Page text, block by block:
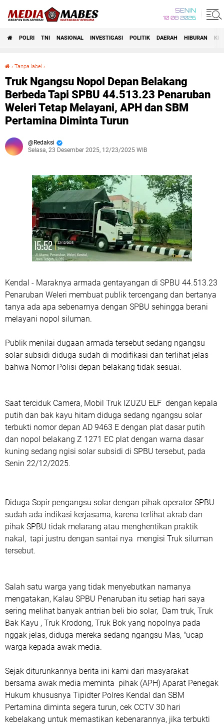
SENIN
10 08 2026
POLRI TNI NASIONAL INVESTIGASI POLITIK DAERAH HIBURAN
› Tanpa label ›
Truk Ngangsu Nopol Depan Belakang
Berbeda Tapi SPBU 44.513.23 Penaruban
Weleri Tetap Melayani, APH dan SBM
Pertamina Diminta Turun
Redaksi
Selasa, 23 Desember 2025, 12/23/2025 WIB
Kendal - Maraknya armada gentayangan di SPBU 44.513.23
Penaruban Weleri membuat publik tercengang dan bertanya
tanya ada apa sebenarnya dengan SPBU sehingga berani
melayani nopol siluman.
Publik menilai dugaan armada tersebut sedang ngangsu
solar subsidi diduga sudah di modifikasi dan terlihat jelas
bahwa Nomor Polisi depan belakang tidak sesuai.
Saat terciduk Camera, Mobil Truk IZUZU ELF dengan kepala
putih dan bak kayu hitam diduga sedang ngangsu solar
terbukti nomor depan AD 9463 E dengan plat dasar putih
dan nopol belakang Z 1271 EC plat dengan warna dasar
kuning sedang ngisi solar subsidi di SPBU tersebut, pada
Senin 22/12/2025.
Diduga Sopir pengangsu solar dengan pihak operator SPBU
sudah ada indikasi kerjasama, karena terlihat akrab dan
pihak SPBU tidak melarang atau menghentikan praktik
nakal, tapi justru dengan santai nya mengisi Truk siluman
tersebut.
Salah satu warga yang tidak menyebutkan namanya
mengatakan, Kalau SPBU Penaruban itu setiap hari saya
sering melihat banyak antrian beli bio solar, Dam truk, Truk
Bak Kayu , Truk Krodong, Truk Bok yang nopolnya pada
nggak jelas, diduga mereka sedang ngangsu Mas, "ucap
warga kepada awak media.
Sejak diturunkannya berita ini kami dari masyarakat
bersama awak media meminta pihak (APH) Aparat Penegak
Hukum khususnya Tipidter Polres Kendal dan SBM
Pertamina diminta segera turun, cek CCTV 30 hari
kebelakang untuk memastikan kebenarannya, jika terbukti